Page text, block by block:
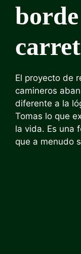
El proyecto de
camineros
diferente a la
Tomas lo que
la vida. Es una
que a menudo